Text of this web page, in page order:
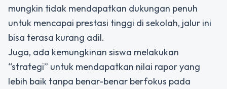
mungkin tidak mendapatkan dukungan penuh
untuk mencapai prestasi tinggi di sekolah, jalur ini
bisa terasa kurang adil.
Juga, ada kemungkinan siswa melakukan
“strategi” untuk mendapatkan nilai rapor yang
lebih baik tanpa benar-benar berfokus pada